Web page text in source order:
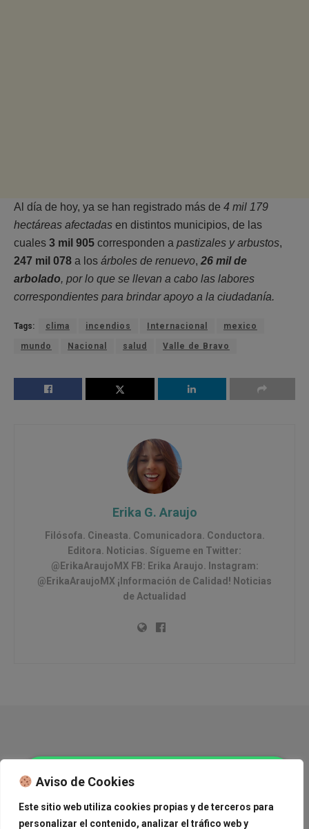
Aviso de Cookies
Este sitio web utiliza cookies propias y de terceros para
personalizar el contenido, analizar el tráfico web y
Al día de hoy, ya se han registrado más de 4 mil 179
hectáreas afectadas en distintos municipios, de las
cuales 3 mil 905 corresponden a pastizales y arbustos,
247 mil 078 a los árboles de renuevo, 26 mil de
arbolado, por lo que se llevan a cabo las labores
correspondientes para brindar apoyo a la ciudadanía.
Tags: clima incendios Internacional mexico
mundo Nacional salud Valle de Bravo
Erika G. Araujo
Filósofa. Cineasta. Comunicadora. Conductora.
Editora. Noticias. Sígueme en Twitter:
@ErikaAraujoMX FB: Erika Araujo. Instagram:
@ErikaAraujoMX ¡Información de Calidad! Noticias
de Actualidad
México Mundo Deportes Tendencias Cine